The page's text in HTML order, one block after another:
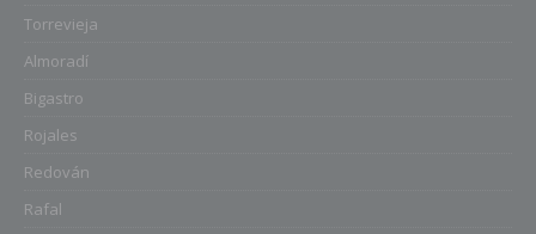
Torrevieja
Almoradí
Bigastro
Rojales
Redován
Rafal